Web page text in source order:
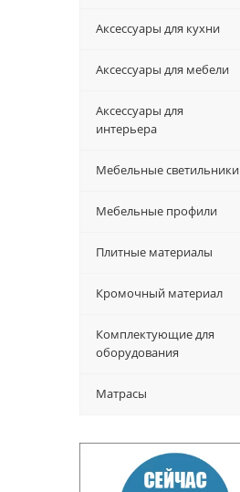
Аксессуары для кухни
Аксессуары для мебели
Аксессуары для
интерьера
Мебельные светильники
Мебельные профили
Плитные материалы
Кромочный материал
Комплектующие для
оборудования
Матрасы